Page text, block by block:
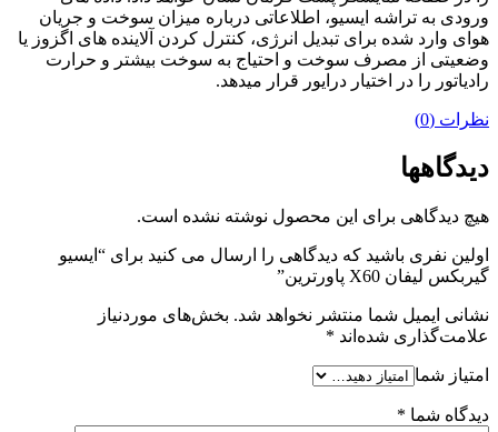
ورودی به تراشه ایسیو، اطلاعاتی درباره میزان سوخت و جریان
هوای وارد شده برای تبدیل انرژی، کنترل کردن آلاینده های اگزوز یا
وضعیتی از مصرف سوخت و احتیاج به سوخت بیشتر و حرارت
رادیاتور را در اختیار درایور قرار میدهد.
نظرات (0)
دیدگاهها
هیچ دیدگاهی برای این محصول نوشته نشده است.
اولین نفری باشید که دیدگاهی را ارسال می کنید برای “ایسیو
گیربکس لیفان X60 پاورترین”
نشانی ایمیل شما منتشر نخواهد شد. بخش‌های موردنیاز
علامت‌گذاری شده‌اند *
امتیاز شما
دیدگاه شما *